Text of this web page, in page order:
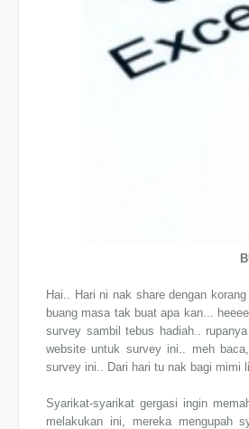
Hai.. Hari ni nak share dengan
buang masa tak buat apa kan...
survey sambil tebus hadiah..
website untuk survey ini.. meh
survey ini.. Dari hari tu nak bagi mimi
Syarikat-syarikat gergasi ingin
melakukan ini, mereka mengupah